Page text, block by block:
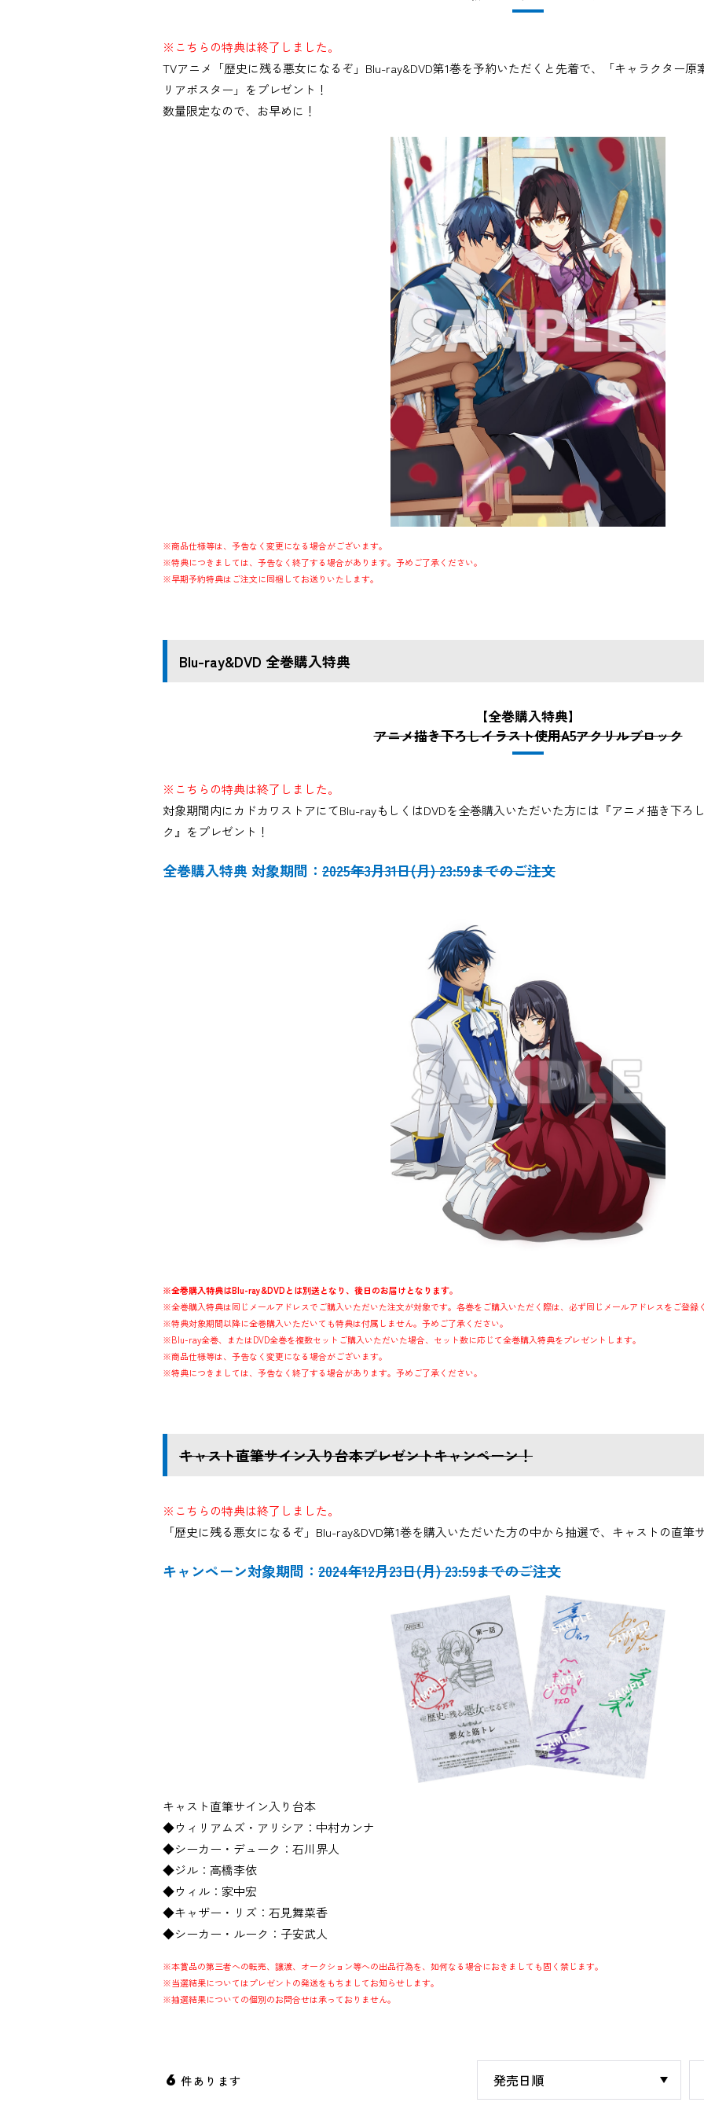
※こちらの特典は終了しました。
TVアニメ「歴史に残る悪女になるぞ」Blu-ray&DVD第1巻を予約いただくと先着で、「キャラクター原
リアポスター」をプレゼント！
数量限定なので、お早めに！
※商品仕様等は、予告なく変更になる場合がございます。
※特典につきましては、予告なく終了する場合があります。予めご了承ください。
※早期予約特典はご注文に同梱してお送りいたします。
Blu-ray&DVD 全巻購入特典
【全巻購入特典】
アニメ描き下ろしイラスト使用A5アクリルブロック
※こちらの特典は終了しました。
対象期間内にカドカワストアにてBlu-rayもしくはDVDを全巻購入いただいた方には『アニメ描き下ろ
ク』をプレゼント！
全巻購入特典 対象期間： 2025年3月31日(月) 23:59までのご注文
※全巻購入特典はBlu-ray&DVDとは別送となり、後日のお届けとなります。
※全巻購入特典は同じメールアドレスでご購入いただいた注文が対象です。各巻をご購入いただく際は、必ず同じメールアドレスをご登録
※特典対象期間以降に全巻購入いただいても特典は付属しません。予めご了承ください。
※Blu-ray全巻、またはDVD全巻を複数セットご購入いただいた場合、セット数に応じて全巻購入特典をプレゼントします。
※商品仕様等は、予告なく変更になる場合がございます。
※特典につきましては、予告なく終了する場合があります。予めご了承ください。
キャスト直筆サイン入り台本プレゼントキャンペーン！
※こちらの特典は終了しました。
「歴史に残る悪女になるぞ」Blu-ray&DVD第1巻を購入いただいた方の中から抽選で、キャストの直筆
キャンペーン対象期間： 2024年12月23日(月) 23:59までのご注文
キャスト直筆サイン入り台本
◆ウィリアムズ・アリシア：中村カンナ
◆シーカー・デューク：石川界人
◆ジル：高橋李依
◆ウィル：家中宏
◆キャザー・リズ：石見舞菜香
◆シーカー・ルーク：子安武人
※本賞品の第三者への転売、譲渡、オークション等への出品行為を、如何なる場合におきましても固く禁じます。
※当選結果についてはプレゼントの発送をもちましてお知らせします。
※抽選結果についての個別のお問合せは承っておりません。
6 件あります